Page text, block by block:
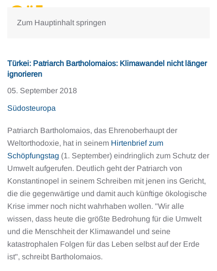
Zum Hauptinhalt springen
Türkei: Patriarch Bartholomaios: Klimawandel nicht länger
ignorieren
05. September 2018
Südosteuropa
Patriarch Bartholomaios, das Ehrenoberhaupt der
Weltorthodoxie, hat in seinem Hirtenbrief zum
Schöpfungstag (1. September) eindringlich zum Schutz der
Umwelt aufgerufen. Deutlich geht der Patriarch von
Konstantinopel in seinem Schreiben mit jenen ins Gericht,
die die gegenwärtige und damit auch künftige ökologische
Krise immer noch nicht wahrhaben wollen. "Wir alle
wissen, dass heute die größte Bedrohung für die Umwelt
und die Menschheit der Klimawandel und seine
katastrophalen Folgen für das Leben selbst auf der Erde
ist", schreibt Bartholomaios.